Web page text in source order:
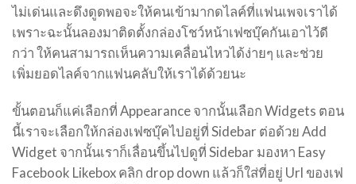
ไม่เด่นและดึงดูดพอจะให้คนเข้ามากดไลค์ที่แฟนเพจเราได้
เพราะฉะนั้นลองมาติดตั้งกล่องโชว์หน้าเฟซบุ๊คกันเอาไว้ดี
กว่า ให้คนสามารถเห็นความเคลื่อนไหวได้ง่ายๆ และช่วย
เพิ่มยอดไลค์จากแฟนคลับให้เราได้ด้วยนะ
ขั้นตอนก็แค่เลือกที่ Appearance จากนั้นเลือก Widgets ตอน
นี้เราจะเลือกให้กล่องเฟซบุ๊คไปอยู่ที่ Sidebar ต่อด้วย Add
Widget จากนั้นเราก็เลื่อนขึ้นไปดูที่ Sidebar มองหา Easy
Facebook Likebox คลิก drop down แล้วก็ใส่ที่อยู่ Url ของเฟ